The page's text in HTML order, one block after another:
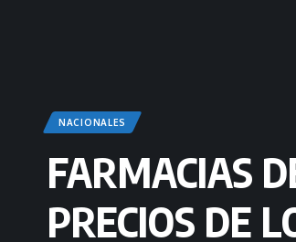
NACIONALES
FARMACIAS
PRECIOS DE